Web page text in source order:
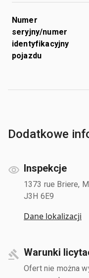
Numer
seryjny/numer
identyfikacyjny
pojazdu
Dodatkowe
Inspekcje
1373 rue Briere,
J3H 6E9
Dane lokalizacji
Warunki
Ofert nie można